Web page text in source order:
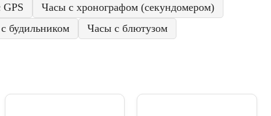
Часы с хронографом (секундомером)
будильником Часы с блютузом